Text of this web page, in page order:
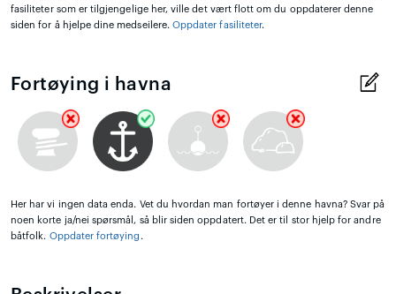
fasiliteter som er tilgjengelige her, ville det vært flott om du oppdaterer denne
siden for å hjelpe dine medseilere. Oppdater fasiliteter.
Fortøying i havna
Her har vi ingen data enda. Vet du hvordan man fortøyer i denne havna? Svar på
noen korte ja/nei spørsmål, så blir siden oppdatert. Det er til stor hjelp for andre
båtfolk. Oppdater fortøying .